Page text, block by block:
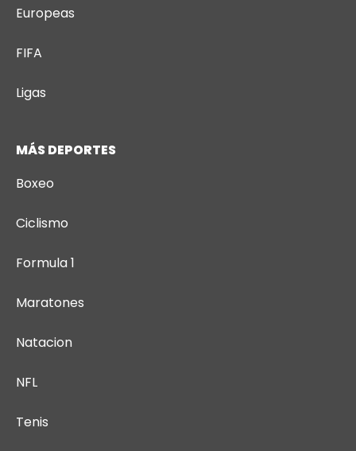
Europeas
FIFA
Ligas
MÁS DEPORTES
Boxeo
Ciclismo
Formula 1
Maratones
Natacion
NFL
Tenis